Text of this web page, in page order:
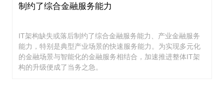
制约了综合金融服务能力
IT架构缺失或落后制约了综合金融服务能力、产业金融服务
能力，特别是典型产业场景的快速服务能力。为实现多元化
的金融场景与智能化的金融服务相结合，加速推进整体IT架
构的升级便成了当务之急。